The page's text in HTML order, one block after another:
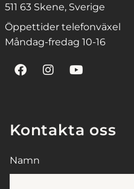
511 63 Skene, Sverige
Öppettider telefonväxel
Måndag-fredag 10-16
Kontakta oss
Namn